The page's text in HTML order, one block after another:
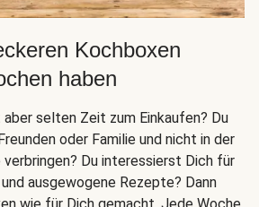
Kochboxen
haben
selten Zeit zum Einkaufen? Du
oder Familie und nicht in der
Du interessierst Dich für
ausgewogene Rezepte? Dann
wie für Dich gemacht. Jede Woche